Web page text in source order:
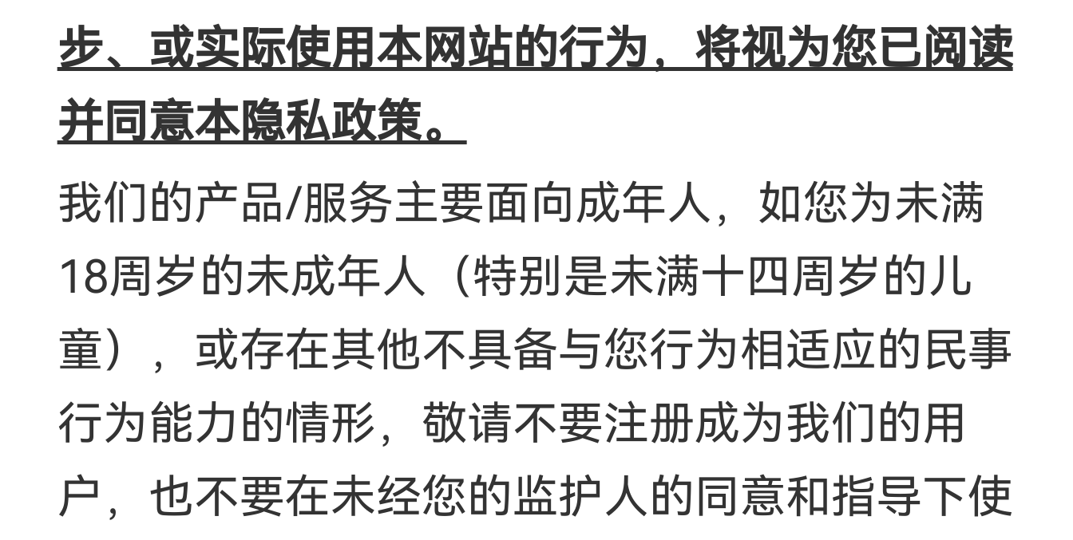
步、或实际使用本网站的行为，将视为您已阅读
并同意本隐私政策。
我们的产品/服务主要面向成年人，如您为未满
18周岁的未成年人（特别是未满十四周岁的儿
童），或存在其他不具备与您行为相适应的民事
行为能力的情形，敬请不要注册成为我们的用
户，也不要在未经您的监护人的同意和指导下使